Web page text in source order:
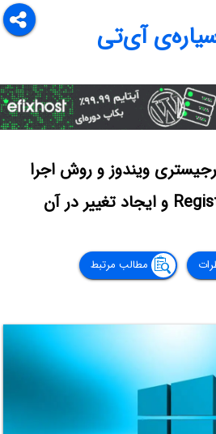
آی‌تی
ویندوز و روش اجرا
مطالب مرتبط